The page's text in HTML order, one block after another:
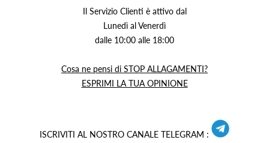
Il Servizio Clienti è attivo dal
Lunedì al Venerdì
dalle 10:00 alle 18:00
Cosa ne pensi di STOP ALLAGAMENTI?
ESPRIMI LA TUA OPINIONE
ISCRIVITI AL NOSTRO CANALE TELEGRAM :